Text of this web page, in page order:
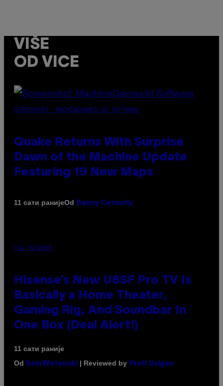
VIŠE
OD VICE
SCREENSHOT: MACHINEGAMES/ID SOFTWARE
Quake Returns With Surprise
Dawn of the Machine Update
Featuring 19 New Maps
11 сати ранијеOd Denny Connolly
VIA HISENSE
Hisense’s New U6SF Pro TV Is
Basically a Home Theater,
Gaming Rig, And Soundbar In
One Box (Deal Alert!)
11 сати раније
Od Sam Watanuki | Reviewed by Ysolt Usigan